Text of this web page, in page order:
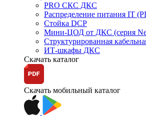
PRO СКС ДКС
Распределение питания IT
Стойка DCP
Мини-ЦОД от ДКС (серия
Структурированная
ИТ-шкафы ДКС
Скачать каталог
Скачать мобильный каталог